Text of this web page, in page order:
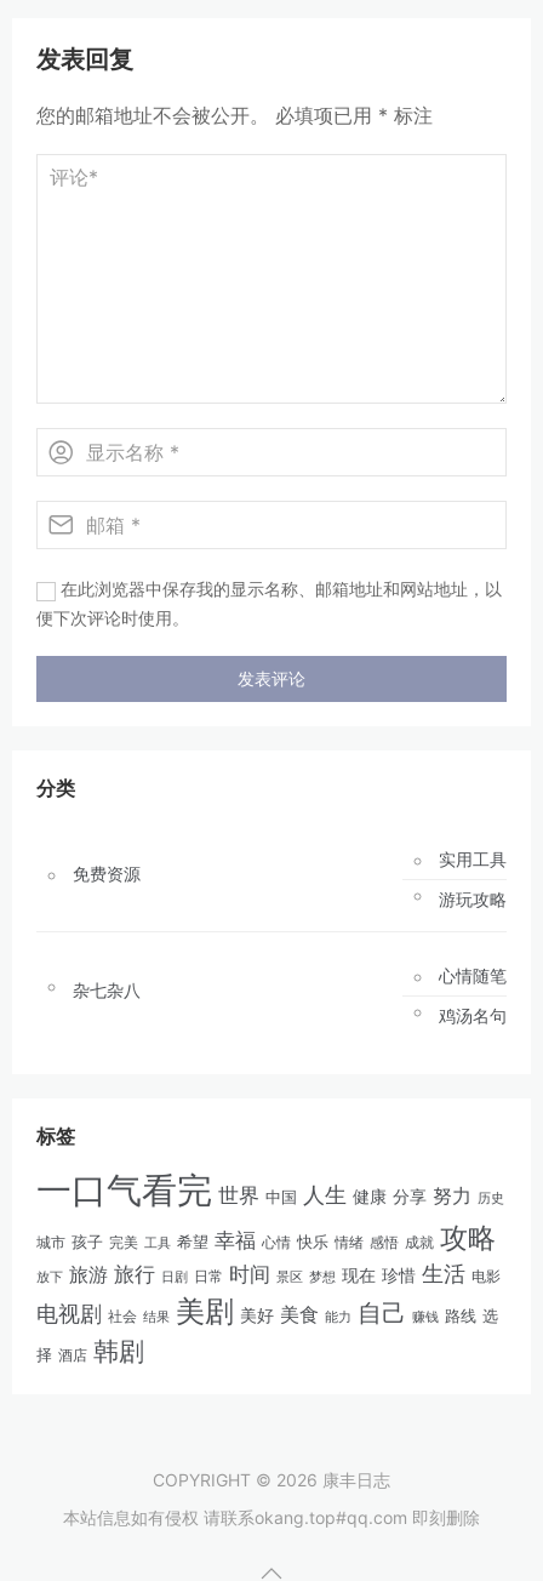
发表回复
您的邮箱地址不会被公开。 必填项已用 * 标注
在此浏览器中保存我的显示名称、邮箱地址和网站地址，以
便下次评论时使用。
分类
免费资源
实用工具
游玩攻略
杂七杂八
心情随笔
鸡汤名句
标签
一口气看完 世界 中国 人生 健康 分享 努力 历史
城市 孩子 完美 工具 希望 幸福 心情 快乐 情绪 感悟 成就 攻略
放下 旅游 旅行 日剧 日常 时间 景区 梦想 现在 珍惜 生活 电影
电视剧 社会 结果 美剧 美好 美食 能力 自己 赚钱 路线 选
择 酒店 韩剧
COPYRIGHT © 2026 康丰日志
本站信息如有侵权 请联系okang.top#qq.com 即刻删除